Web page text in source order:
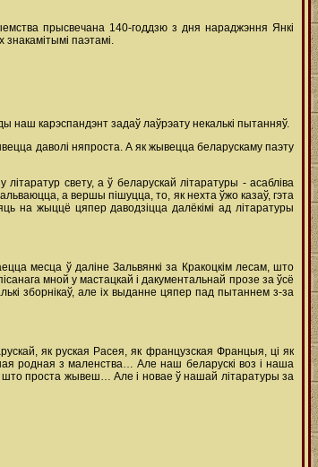
прысвечана 140-годдзю з дня нараджэння Янкі
паэтамі.
наш карэспандэнт задаў лаўрэату некалькі пытанняў.
даволі няпроста. А як жывецца беларускаму паэту
свету, а ў беларускай літаратуры - асабліва
а вершы пішуцца, то, як нехта ўжо казаў, гэта
на жыццё цяпер даводзіцца далёкімі ад літаратуры
месца ў даліне Зальвянкі за Кракоцкім лесам, што
мной у мастацкай і дакументальнай прозе за ўсё
зборнікаў, але іх выданне цяпер пад пытаннем з-за
як руская Расея, як французская Францыя, ці як
родная з маленства… Але наш беларускі воз і наша
што проста жывеш… Але і новае ў нашай літаратуры за